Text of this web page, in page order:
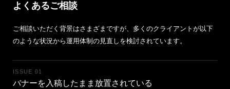
よくあるご相談
ご相談いただく背景はさまざまですが、多くのクライアントが以下
のような状況から運用体制の見直しを検討されています。
ISSUE 01
バナーを入稿したまま放置されている